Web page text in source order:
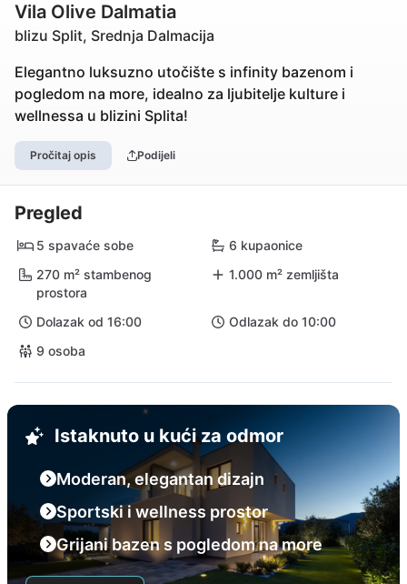
Vila Olive Dalmatia
blizu Split, Srednja Dalmacija
Elegantno luksuzno utočište s infinity bazenom i
pogledom na more, idealno za ljubitelje kulture i
wellnessa u blizini Splita!
Pročitaj opis Podijeli
Pregled
5 spavaće sobe
6 kupaonice
270 m² stambenog
prostora
1.000 m² zemljišta
Dolazak od 16:00
Odlazak do 10:00
9 osoba
Istaknuto u kući za odmor
Moderan, elegantan dizajn
Sportski i wellness prostor
Grijani bazen s pogledom na more